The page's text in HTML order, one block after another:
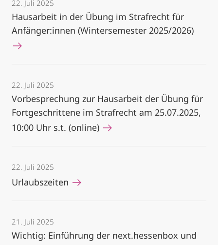
22. Juli 2025
Hausarbeit in der Übung im Strafrecht für
Anfänger:innen (Wintersemester 2025/2026)
22. Juli 2025
Vorbesprechung zur Hausarbeit der Übung für
Fortgeschrittene im Strafrecht am 25.07.2025,
10:00 Uhr s.t. (online)
22. Juli 2025
Urlaubszeiten
21. Juli 2025
Wichtig: Einführung der next.hessenbox und